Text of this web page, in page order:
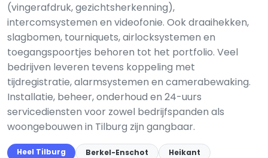
(vingerafdruk, gezichtsherkenning),
intercomsystemen en videofonie. Ook draaihekken,
slagbomen, tourniquets, airlocksystemen en
toegangspoortjes behoren tot het portfolio. Veel
bedrijven leveren tevens koppeling met
tijdregistratie, alarmsystemen en camerabewaking.
Installatie, beheer, onderhoud en 24-uurs
servicediensten voor zowel bedrijfspanden als
woongebouwen in Tilburg zijn gangbaar.
Heel Tilburg Berkel-Enschot
Heikant